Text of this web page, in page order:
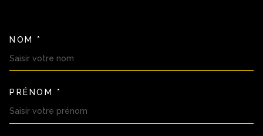
NOM *
PRÉNOM *